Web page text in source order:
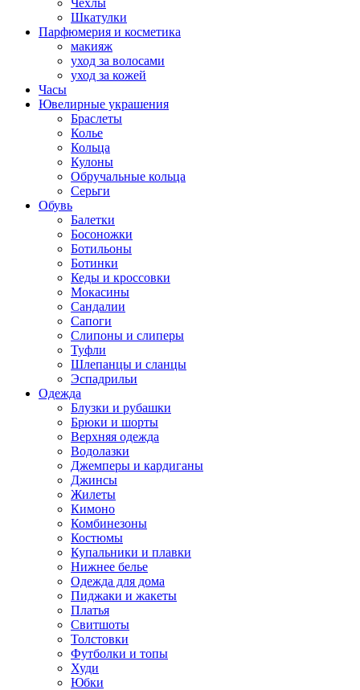
Чехлы
Шкатулки
Парфюмерия и косметика
макияж
уход за волосами
уход за кожей
Часы
Ювелирные украшения
Браслеты
Колье
Кольца
Кулоны
Обручальные кольца
Серьги
Обувь
Балетки
Босоножки
Ботильоны
Ботинки
Кеды и кроссовки
Мокасины
Сандалии
Сапоги
Слипоны и слиперы
Туфли
Шлепанцы и сланцы
Эспадрильи
Одежда
Блузки и рубашки
Брюки и шорты
Верхняя одежда
Водолазки
Джемперы и кардиганы
Джинсы
Жилеты
Кимоно
Комбинезоны
Костюмы
Купальники и плавки
Нижнее белье
Одежда для дома
Пиджаки и жакеты
Платья
Свитшоты
Толстовки
Футболки и топы
Худи
Юбки